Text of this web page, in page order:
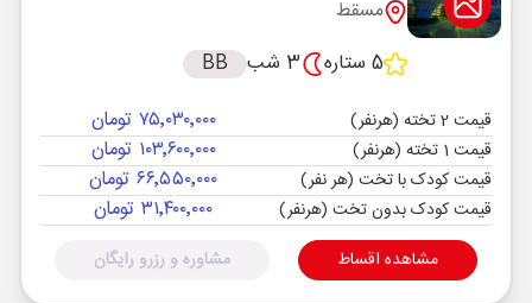
مسقط
5 ستاره
3 شب BB
قیمت 2 تخته (هرنفر) ۷۵٬۰۳۰٬۰۰۰ تومان
قیمت 1 تخته (هرنفر) ۱۰۳٬۶۰۰٬۰۰۰ تومان
قیمت کودک با تخت (هر نفر) ۶۶٬۵۵۰٬۰۰۰ تومان
قیمت کودک بدون تخت (هرنفر) ۳۱٬۴۰۰٬۰۰۰ تومان
مشاهده اقساط مشاوره و رزرو رایگان